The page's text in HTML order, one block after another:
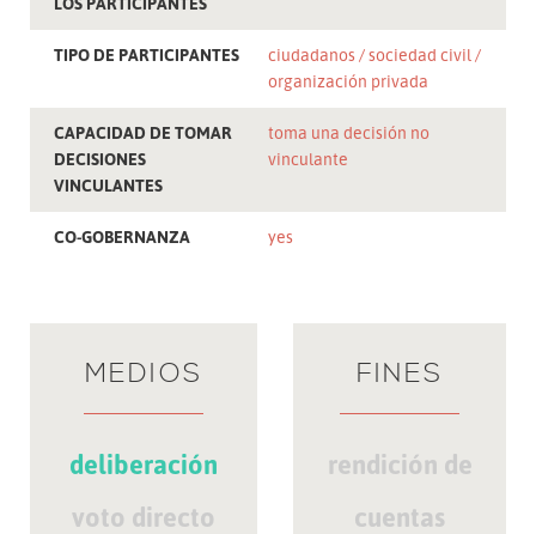
TIPO DE PARTICIPANTES ciudadanos
sociedad civil
organización privada
CAPACIDAD DE TOMAR
DECISIONES
VINCULANTES
toma una decisión no
vinculante
CO-GOBERNANZA yes
MEDIOS
deliberación
voto directo
FINES
rendición de
cuentas